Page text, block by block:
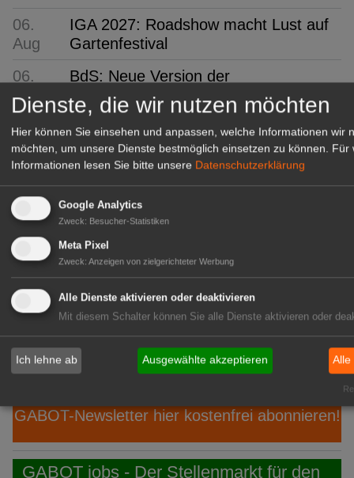
06.
Aug
IGA 2027: Roadshow macht Lust auf
Gartenfestival
06.
Aug
BdS: Neue Version der
Staudendatenbank
06.
Aug
BfR, MRI und BZfE: Aus drei mach
eins
Aug
Convention
06. Aug Javo: Stellt Javo Orange vor
06. Aug PKM: Ein neues Kapitel beginnt
06.
Aug
Gramoflor: Isabell Brügger verstärkt
Gartenbauliche Fachberatung
06.
Aug
Baumschule Martens: Struktur für
den Garten von morgen
GABOT-Newsletter hier kostenfrei abonnieren!
GABOT jobs - Der Stellenmarkt für den
Dienste, die wir nutzen möchten
Hier können Sie einsehen und anpassen, welche Informationen wir
möchten, um unsere Dienste bestmöglich einsetzen zu können. Für
Informationen lesen Sie bitte unsere Datenschutzerklärung
Google Analytics
Zweck: Besucher-Statistiken
Meta Pixel
Zweck: Anzeigen von zielgerichteter Werbung
Alle Dienste aktivieren oder deaktivieren
Mit diesem Schalter können Sie alle Dienste aktivieren oder
Ich lehne ab Ausgewählte akzeptieren Alle